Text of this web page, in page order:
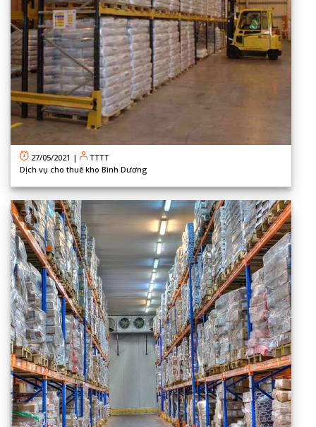
27/05/2021 |
TTTT
Dịch vụ cho thuê kho Bình Dương